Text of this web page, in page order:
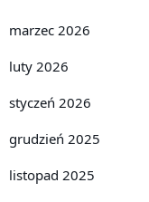
marzec 2026
luty 2026
styczeń 2026
grudzień 2025
listopad 2025